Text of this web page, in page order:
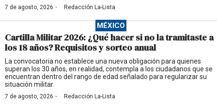
7 de agosto, 2026 · Redacción La-Lista
MÉXICO
Cartilla Militar 2026: ¿Qué hacer si no la tramitaste a
los 18 años? Requisitos y sorteo anual
La convocatoria no establece una nueva obligación para quienes
superan los 30 años, en realidad, contempla a los ciudadanos que se
encuentran dentro del rango de edad señalado para regularizar su
situación militar.
7 de agosto, 2026 · Redacción La-Lista